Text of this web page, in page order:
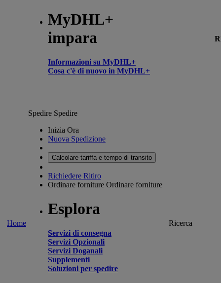
MyDHL+
impara
Informazioni su MyDHL+
Cosa c'è di nuovo in MyDHL+
Home
Spedire Spedire
Inizia Ora
Nuova Spedizione
Calcolare tariffa e tempo di transito
Richiedere Ritiro
Ordinare forniture Ordinare forniture
Esplora
Servizi di consegna
Servizi Opzionali
Servizi Doganali
Supplementi
Soluzioni per spedire
Ricerca